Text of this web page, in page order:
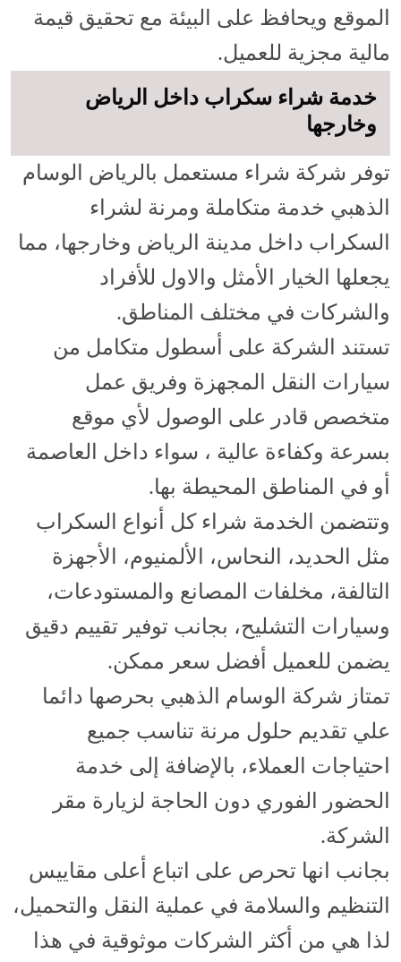
الموقع ويحافظ على البيئة مع تحقيق قيمة
مالية مجزية للعميل.
خدمة شراء سكراب داخل الرياض
وخارجها
توفر شركة شراء مستعمل بالرياض الوسام
الذهبي خدمة متكاملة ومرنة لشراء
السكراب داخل مدينة الرياض وخارجها، مما
يجعلها الخيار الأمثل والاول للأفراد
والشركات في مختلف المناطق.
تستند الشركة على أسطول متكامل من
سيارات النقل المجهزة وفريق عمل
متخصص قادر على الوصول لأي موقع
بسرعة وكفاءة عالية ، سواء داخل العاصمة
أو في المناطق المحيطة بها.
وتتضمن الخدمة شراء كل أنواع السكراب
مثل الحديد، النحاس، الألمنيوم، الأجهزة
التالفة، مخلفات المصانع والمستودعات،
وسيارات التشليح، بجانب توفير تقييم دقيق
يضمن للعميل أفضل سعر ممكن.
تمتاز شركة الوسام الذهبي بحرصها دائما
علي تقديم حلول مرنة تناسب جميع
احتياجات العملاء، بالإضافة إلى خدمة
الحضور الفوري دون الحاجة لزيارة مقر
الشركة.
بجانب انها تحرص على اتباع أعلى مقاييس
التنظيم والسلامة في عملية النقل والتحميل،
لذا هي من أكثر الشركات موثوقية في هذا